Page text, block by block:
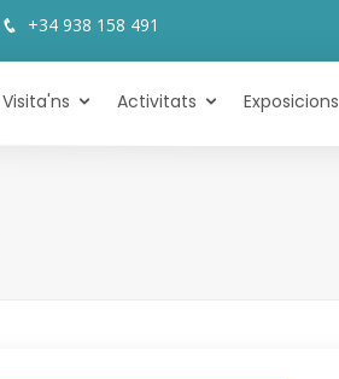
+34 938 158 491
Visita'ns Activitats Exposicions